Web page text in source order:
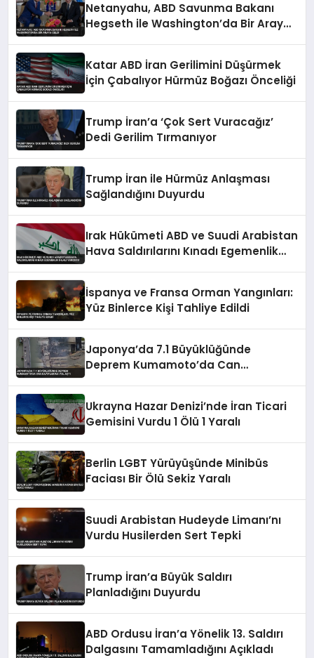
Netanyahu, ABD Savunma Bakanı
Hegseth ile Washington’da Bir Araya
Katar ABD İran Gerilimini Düşürmek
İçin Çabalıyor Hürmüz Boğazı Önceliği
Trump İran’a ‘Çok Sert Vuracağız’
Dedi Gerilim Tırmanıyor
Trump İran ile Hürmüz Anlaşması
Sağlandığını Duyurdu
Irak Hükümeti ABD ve Suudi Arabistan
Hava Saldırılarını Kınadı Egemenlik
İspanya ve Fransa Orman Yangınları:
Yüz Binlerce Kişi Tahliye Edildi
Japonya’da 7.1 Büyüklüğünde
Deprem Kumamoto’da Can
Ukrayna Hazar Denizi’nde İran Ticari
Gemisini Vurdu 1 Ölü 1 Yaralı
Berlin LGBT Yürüyüşünde Minibüs
Faciası Bir Ölü Sekiz Yaralı
Suudi Arabistan Hudeyde Limanı’nı
Vurdu Husilerden Sert Tepki
Trump İran’a Büyük Saldırı
Planladığını Duyurdu
ABD Ordusu İran’a Yönelik 13. Saldırı
Dalgasını Tamamladığını Açıkladı